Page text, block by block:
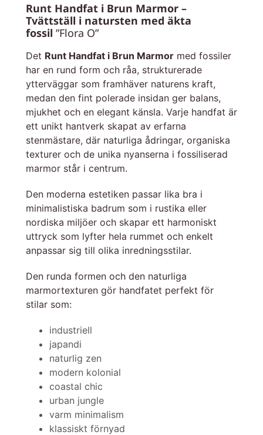
Runt Handfat i Brun Marmor –
Tvättställ i natursten med äkta
fossil ”Flora O”
Det Runt Handfat i Brun Marmor med fossiler
har en rund form och råa, strukturerade
ytterväggar som framhäver naturens kraft,
medan den fint polerade insidan ger balans,
mjukhet och en elegant känsla. Varje handfat är
ett unikt hantverk skapat av erfarna
stenmästare, där naturliga ådringar, organiska
texturer och de unika nyanserna i fossiliserad
marmor står i centrum.
Den moderna estetiken passar lika bra i
minimalistiska badrum som i rustika eller
nordiska miljöer och skapar ett harmoniskt
uttryck som lyfter hela rummet och enkelt
anpassar sig till olika inredningsstilar.
Den runda formen och den naturliga
marmortexturen gör handfatet perfekt för
stilar som:
industriell
japandi
naturlig zen
modern kolonial
coastal chic
urban jungle
varm minimalism
klassiskt förnyad